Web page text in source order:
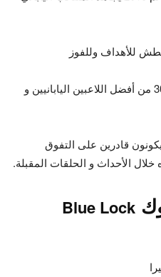
للأهداف وللفوز
من أجل القيام بذلك فقد جمعوا 300 من أفضل اللاعبين اليابانيين و
قادرين على التفوق
الأحداث و الحلقات المقبلة.
Blue Lock